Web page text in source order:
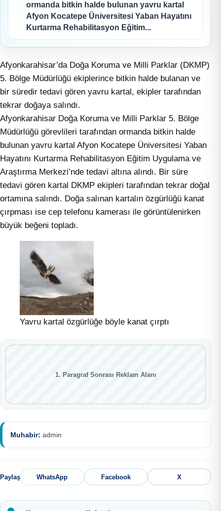
ormanda bitkin halde bulunan yavru kartal
Afyon Kocatepe Üniversitesi Yaban Hayatını
Kurtarma Rehabilitasyon Eğitim...
Afyonkarahisar’da Doğa Koruma ve Milli Parklar (DKMP)
5. Bölge Müdürlüğü ekiplerince bitkin halde bulanan ve
bir süredir tedavi gören yavru kartal, ekipler tarafından
tekrar doğaya salındı.
Afyonkarahisar Doğa Koruma ve Milli Parklar 5. Bölge
Müdürlüğü görevlileri tarafından ormanda bitkin halde
bulunan yavru kartal Afyon Kocatepe Üniversitesi Yaban
Hayatını Kurtarma Rehabilitasyon Eğitim Uygulama ve
Araştırma Merkezi’nde tedavi altına alındı. Bir süre
tedavi gören kartal DKMP ekipleri tarafından tekrar doğal
ortamına salındı. Doğa salınan kartalın özgürlüğü kanat
çırpması ise cep telefonu kamerası ile görüntülenirken
büyük beğeni topladı.
Yavru kartal özgürlüğe böyle kanat çırptı
1. Paragraf Sonrası Reklam Alanı
Muhabir: admin
Paylaş WhatsApp Facebook X